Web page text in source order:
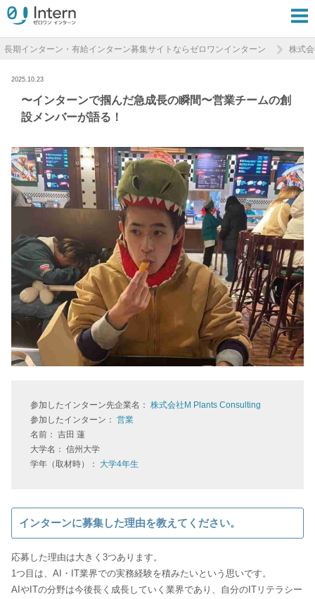
長期インターン・有給インターン募集サイトならゼロワンインターン 株式
2025.10.23
〜インターンで掴んだ急成長の瞬間〜営業チームの創
設メンバーが語る！
参加したインターン先企業名： 株式会社M Plants Consulting
参加したインターン： 営業
名前： 吉田 蓮
大学名： 信州大学
学年（取材時）： 大学4年生
インターンに募集した理由を教えてください。
応募した理由は大きく3つあります。
1つ目は、AI・IT業界での実務経験を積みたいという思いです。
AIやITの分野は今後長く成長していく業界であり、自分のITリテラシー